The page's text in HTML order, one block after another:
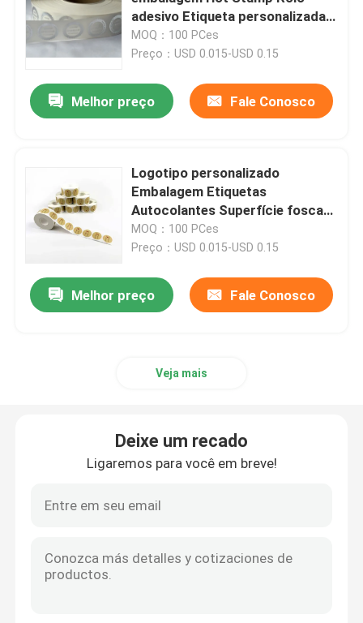
Casa
Produtos
adesivo Etiqueta personalizada
Adesivos à prova d'água
MOQ：100 PCes
Preço：USD 0.015-USD 0.15
Melhor preço Fale Conosco
Logotipo personalizado
Embalagem Etiquetas
Autocolantes Superfície fosca
Finalizada
MOQ：100 PCes
Preço：USD 0.015-USD 0.15
Melhor preço Fale Conosco
Veja mais
Deixe um recado
Ligaremos para você em breve!